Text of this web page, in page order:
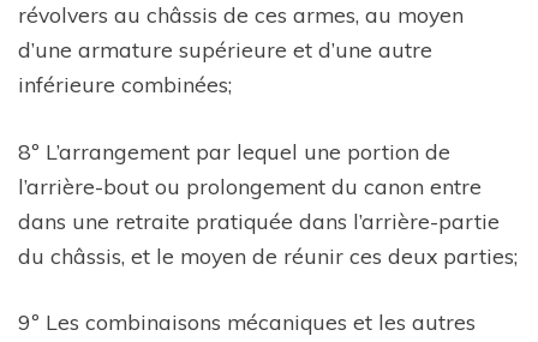
révolvers au châssis de ces armes, au moyen
d’une armature supérieure et d’une autre
inférieure combinées;
8º L’arrangement par lequel une portion de
l’arrière-bout ou prolongement du canon entre
dans une retraite pratiquée dans l’arrière-partie
du châssis, et le moyen de réunir ces deux parties;
9º Les combinaisons mécaniques et les autres